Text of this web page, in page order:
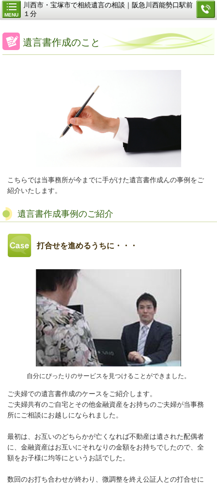
MENU
川西市・宝塚市で相続遺言の相談｜阪急川西能勢口駅前
１分
遺言書作成のこと
こちらでは当事務所が今までに手がけた遺言書作成んの事例をご
紹介いたします。
遺言書作成事例のご紹介
打合せを進めるうちに・・・
自分にぴったりのサービスを見つけることができました。
ご夫婦での遺言書作成のケースをご紹介します。
ご夫婦共有のご自宅とその他金融資産をお持ちのご夫婦が当事務
所にご相談にお越しになられました。
最初は、お互いのどちらかが亡くなれば不動産は遺された配偶者
に、金融資産はお互いにそれなりの金額をお持ちでしたので、全
額をお子様に均等にというお話でした。
数回のお打ち合わせが終わり、微調整を終え公証人との打合せに